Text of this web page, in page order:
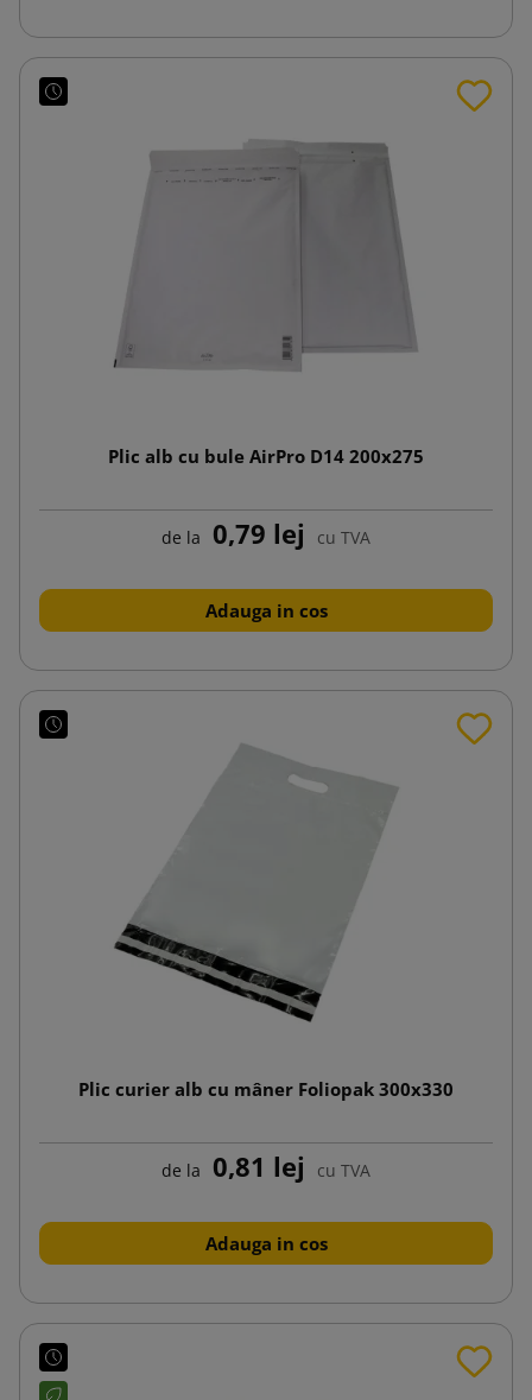
Plic alb cu bule AirPro D14 200x275
de la 0,79 lej cu TVA
Adauga in cos
Plic curier alb cu mâner Foliopak 300x330
de la 0,81 lej cu TVA
Adauga in cos